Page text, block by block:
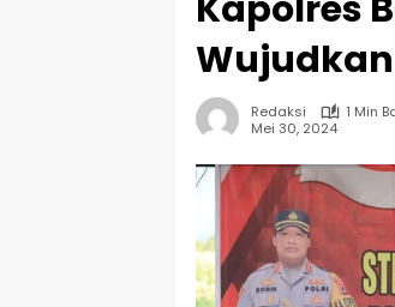
Redaksi
1 Min
Mei 30, 2024